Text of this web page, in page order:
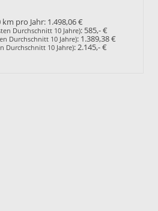
km pro Jahr: 1.498,06 €
Durchschnitt 10 Jahre): 585,- €
Durchschnitt 10 Jahre): 1.389,38 €
Durchschnitt 10 Jahre):2.145,- €